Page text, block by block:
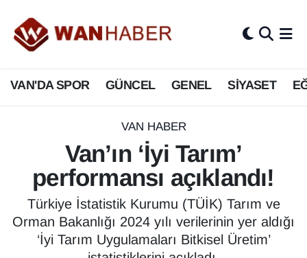
VAN'DA SPOR GÜNCEL GENEL SİYASET
VAN HABER
Van’ın ‘İyi Tarım’
performansı açıklandı!
Türkiye İstatistik Kurumu (TÜİK) Tarım ve
Orman Bakanlığı 2024 yılı verilerinin yer aldığı
‘İyi Tarım Uygulamaları Bitkisel Üretim’
3.SAYFA
ASAYİŞ
BİLİM VE TEKNOLOJİ
Biyografi
Bölge Haberleri
ÇEVRE
Van Nöbetçi Eczaneler
Van Hava Durumu
Van Namaz Vakitleri
Van Trafik Yoğunluk Haritası
Süper Lig Puan Durumu ve Fikstür
Tüm Manşetler